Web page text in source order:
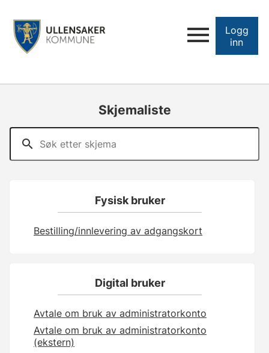
Logg
inn
Skjemaliste
Fysisk bruker
Bestilling/innlevering av adgangskort
Digital bruker
Avtale om bruk av administratorkonto
Avtale om bruk av administratorkonto
(ekstern)